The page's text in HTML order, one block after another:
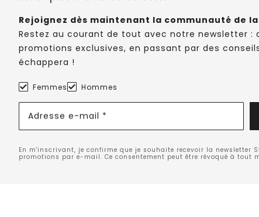
Rejoignez dès maintenant la communauté de
Restez au courant de tout avec notre newsletter :
promotions exclusives, en passant par des
échappera !
Femmes Hommes
Adresse e-mail *
En m'inscrivant, je confirme que je souhaite recevoir la newsletter
promotions par e-mail. Ce consentement peut être révoqué à tout